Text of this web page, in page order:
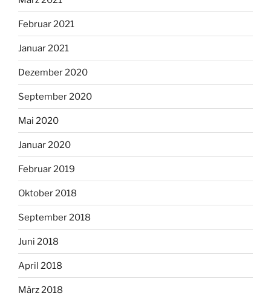
Februar 2021
Januar 2021
Dezember 2020
September 2020
Mai 2020
Januar 2020
Februar 2019
Oktober 2018
September 2018
Juni 2018
April 2018
März 2018